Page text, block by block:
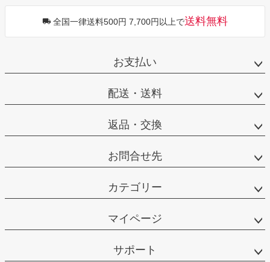
全国一律送料500円 7,700円以上で送料無料
お支払い
配送・送料
返品・交換
お問合せ先
カテゴリー
マイページ
サポート